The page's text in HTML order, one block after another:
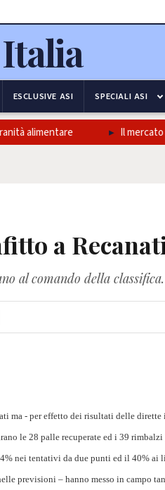
ESCLUSIVE ASI SPECIALI ASI
Il mercato dei
a
al comando della classifica.
ma - per effetto dei risultati delle
le 28 palle recuperate ed i 39
nei tentativi da due punti ed il 40% ai
previsioni – hanno messo in campo